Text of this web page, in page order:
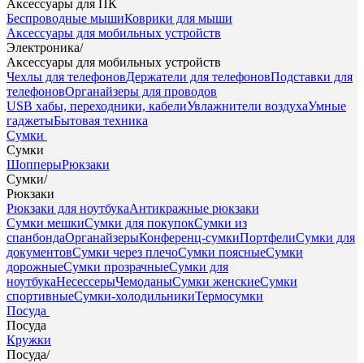
Аксессуары для ПК
Беспроводные мышиКоврики для мыши
Аксессуары для мобильных устройств
Электроника/
Аксессуары для мобильных устройств
Чехлы для телефоновДержатели для телефоновПодставки для
телефоновОрганайзеры для проводов
USB хабы, переходники, кабелиУвлажнители воздухаУмные
гаджетыБытовая техника
Сумки
Сумки
ШопперыРюкзаки
Сумки/
Рюкзаки
Рюкзаки для ноутбукаАнтикражные рюкзаки
Сумки мешкиСумки для покупокСумки из
спанбондаОрганайзерыКонференц-сумкиПортфелиСумки для
документовСумки через плечоСумки поясныеСумки
дорожныеСумки прозрачныеСумки для
ноутбукаНесессерыЧемоданыСумки женскиеСумки
спортивныеСумки-холодильникиТермосумки
Посуда
Посуда
Кружки
Посуда/